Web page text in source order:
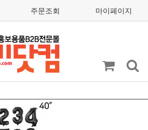
주문조회 마이페이지